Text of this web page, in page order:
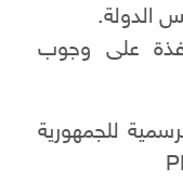
الدولة.
على وجوب
للجمهورية